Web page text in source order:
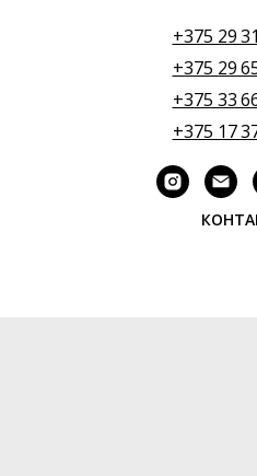
+375 29
+375 29
+375 33
+375 17